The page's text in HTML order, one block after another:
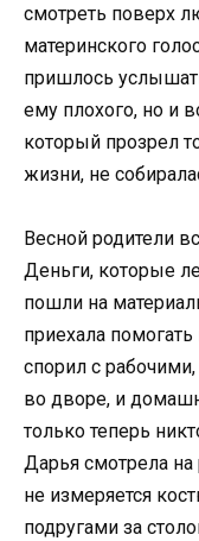
смотреть поверх
материнского
пришлось
ему плохого, но и
который прозрел
жизни, не
Весной родители
Деньги, которые
пошли на
приехала
спорил с
во дворе, и
только теперь
Дарья смотрела на
не измеряется
подругами за